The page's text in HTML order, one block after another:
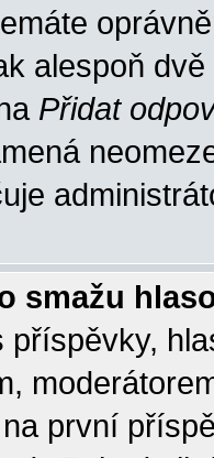
alespoň
Přidat
smažu
příspěvky,
první